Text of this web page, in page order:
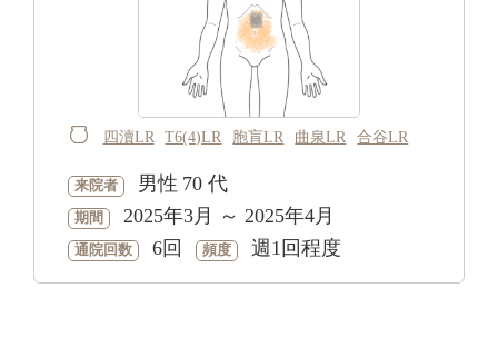
四瀆LR T6(4)LR 胞肓LR 曲泉LR 合谷LR
来院者 男性 70 代
期間 2025年3月 ～ 2025年4月
通院回数 6回 頻度 週1回程度